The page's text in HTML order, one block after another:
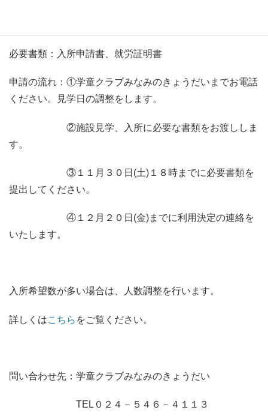
必要書類：入所申請書、就労証明書
申請の流れ：①学童クラブみなみのきょうだいまでお電話
ください。見学日の調整をします。
②施設見学、入所に必要な書類をお渡ししま
す。
③１１月３０日(土)１８時までに必要書類を
提出してください。
④１２月２０日(金)までに利用決定の連絡を
いたします。
入所希望数が多い場合は、人数調整を行います。
詳しくはこちら をご覧ください。
問い合わせ先：学童クラブみなみのきょうだい
TEL０２４－５４６－４１１３